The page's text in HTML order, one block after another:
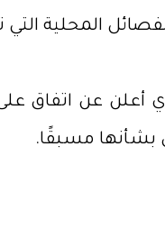
المحلية
عن اتفاق
بشأنها مسبقًا.